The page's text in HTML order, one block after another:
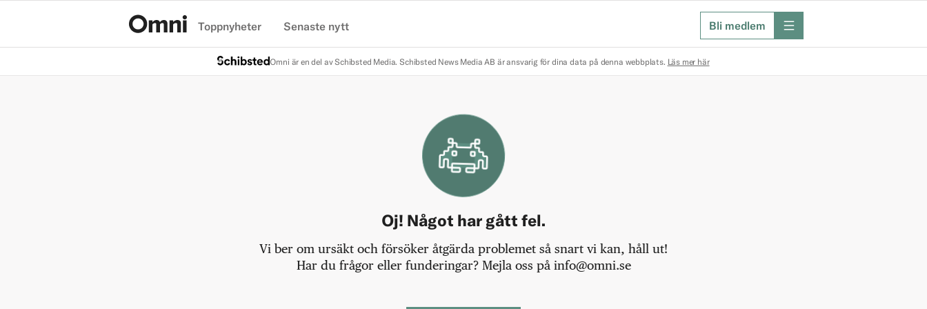
Toppnyheter Senaste nytt Bli medlem meny
Omni är en del av Schibsted Media. Schibsted News Media AB är ansvarig för dina data på denna webbplats. Läs mer här
Oj! Något har gått fel.
Vi ber om ursäkt och försöker åtgärda problemet så snart vi kan, håll ut!
Har du frågor eller funderingar? Mejla oss på info@omni.se